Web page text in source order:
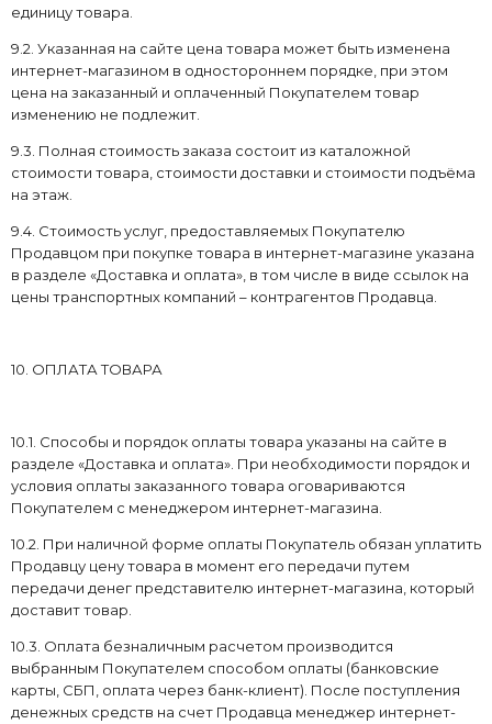
единицу товара.
9.2. Указанная на сайте цена товара может быть изменена
интернет-магазином в одностороннем порядке, при этом
цена на заказанный и оплаченный Покупателем товар
изменению не подлежит.
9.3. Полная стоимость заказа состоит из каталожной
стоимости товара, стоимости доставки и стоимости подъёма
на этаж.
9.4. Стоимость услуг, предоставляемых Покупателю
Продавцом при покупке товара в интернет-магазине указана
в разделе «Доставка и оплата», в том числе в виде ссылок на
цены транспортных компаний – контрагентов Продавца.
10. ОПЛАТА ТОВАРА
10.1. Способы и порядок оплаты товара указаны на сайте в
разделе «Доставка и оплата». При необходимости порядок и
условия оплаты заказанного товара оговариваются
Покупателем с менеджером интернет-магазина.
10.2. При наличной форме оплаты Покупатель обязан уплатить
Продавцу цену товара в момент его передачи путем
передачи денег представителю интернет-магазина, который
доставит товар.
10.3. Оплата безналичным расчетом производится
выбранным Покупателем способом оплаты (банковские
карты, СБП, оплата через банк-клиент). После поступления
денежных средств на счет Продавца менеджер интернет-